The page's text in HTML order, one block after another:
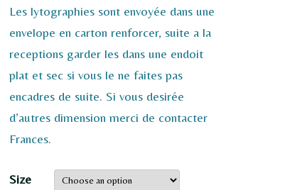
Les lytographies sont envoyée dans une
envelope en carton renforcer, suite a la
receptions garder les dans une endoit
plat et sec si vous le ne faites pas
encadres de suite. Si vous desirée
d’autres dimension merci de contacter
Frances.
Size